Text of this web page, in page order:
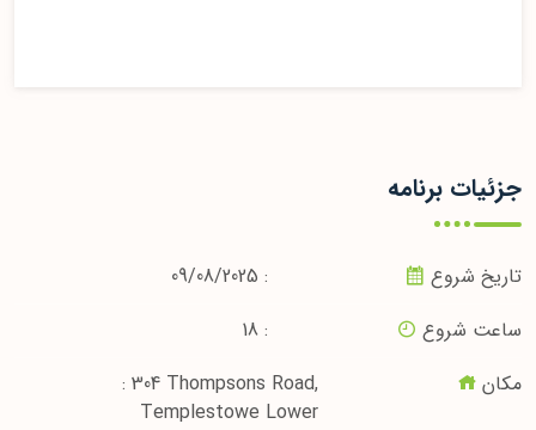
جزئیات برنامه
تاریخ شروع
: 09/08/2025
ساعت شروع
: 18
مکان
: 304 Thompsons Road,
Templestowe Lower